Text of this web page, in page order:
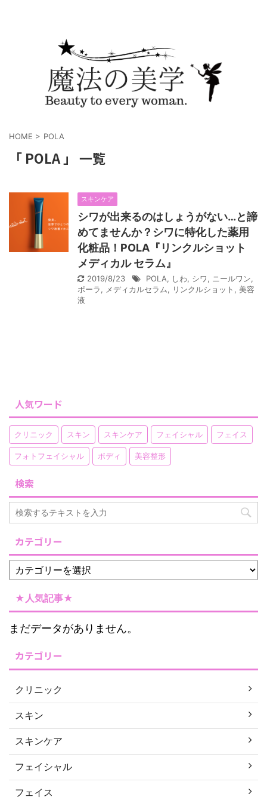
HOME > POLA
「 POLA 」 一覧
スキンケア
シワが出来るのはしょうがない…と諦
めてませんか？シワに特化した薬用
化粧品！POLA『リンクルショット
メディカル セラム』
2019/8/23 POLA, しわ, シワ, ニールワン,
ポーラ, メディカルセラム, リンクルショット , 美容
液
人気ワード
クリニック スキン スキンケア フェイシャル フェイス
フォトフェイシャル ボディ 美容整形
検索
カテゴリー
★人気記事★
まだデータがありません。
カテゴリー
クリニック
スキン
スキンケア
フェイシャル
フェイス